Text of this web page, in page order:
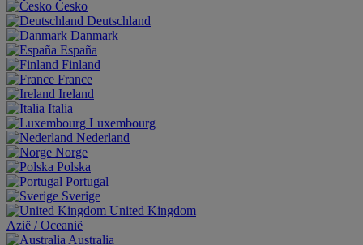
Česko
Deutschland
Danmark
España
Finland
France
Ireland
Italia
Luxembourg
Nederland
Norge
Polska
Portugal
Sverige
United Kingdom
Aziё / Oceaniё
Australia